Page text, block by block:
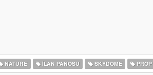
NATURE İLAN PANOSU SKYDOME PROP